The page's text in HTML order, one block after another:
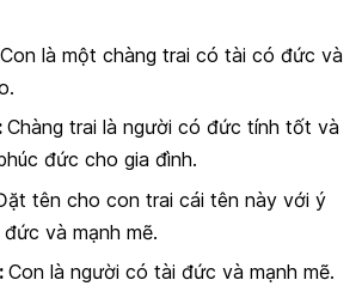
Con là một chàng trai có tài có đức và
Chàng trai là người có đức tính tốt và
đức cho gia đình.
tên cho con trai cái tên này với ý
và mạnh mẽ.
Con là người có tài đức và mạnh mẽ.